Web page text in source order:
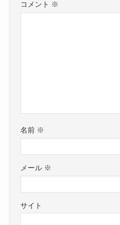
コメント ※
名前 ※
メール ※
サイト